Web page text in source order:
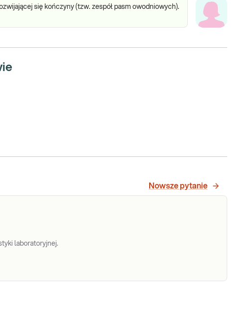
się kończyny (tzw. zespół pasm owodniowych).
Nowsze pytanie
laboratoryjnej.